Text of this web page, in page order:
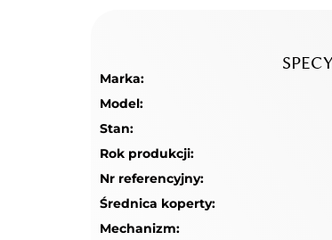
Marka:
Model:
Stan:
Rok produkcji:
Nr referencyjny:
Średnica koperty:
Mechanizm: